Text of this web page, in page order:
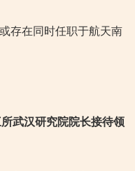
存在同时任职于航天南
武汉研究院院长接待领